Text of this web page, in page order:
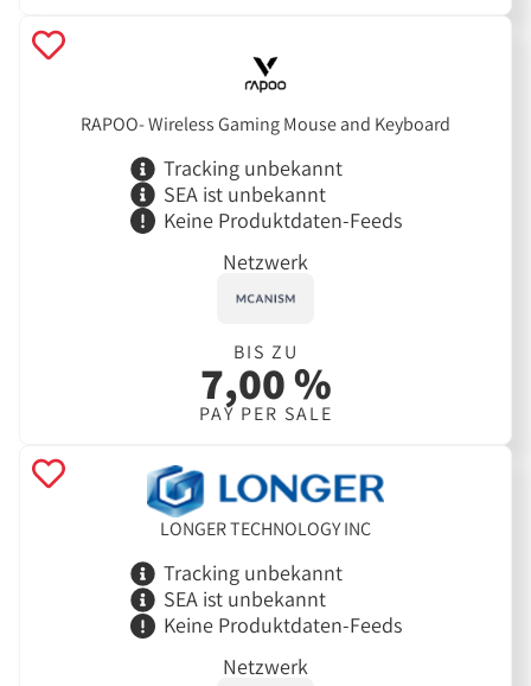
RAPOO- Wireless Gaming Mouse and Keyboard
Tracking unbekannt
SEA ist unbekannt
Keine Produktdaten-Feeds
Netzwerk
BIS ZU
7,00 %
PAY PER SALE
LONGER TECHNOLOGY INC
Tracking unbekannt
SEA ist unbekannt
Keine Produktdaten-Feeds
Netzwerk